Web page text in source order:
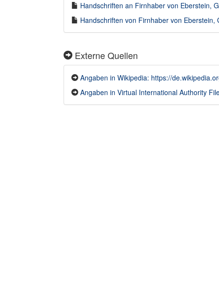
Handschriften an Firnhaber von Eberstein,
Handschriften von Firnhaber von
Externe Quellen
Angaben in Wikipedia: https://
Angaben in Virtual International Authority